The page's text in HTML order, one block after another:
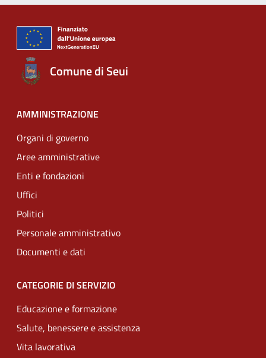
Comune di Seui
AMMINISTRAZIONE
Organi di governo
Aree amministrative
Enti e fondazioni
Uffici
Politici
Personale amministrativo
Documenti e dati
CATEGORIE DI SERVIZIO
Educazione e formazione
Salute, benessere e assistenza
Vita lavorativa